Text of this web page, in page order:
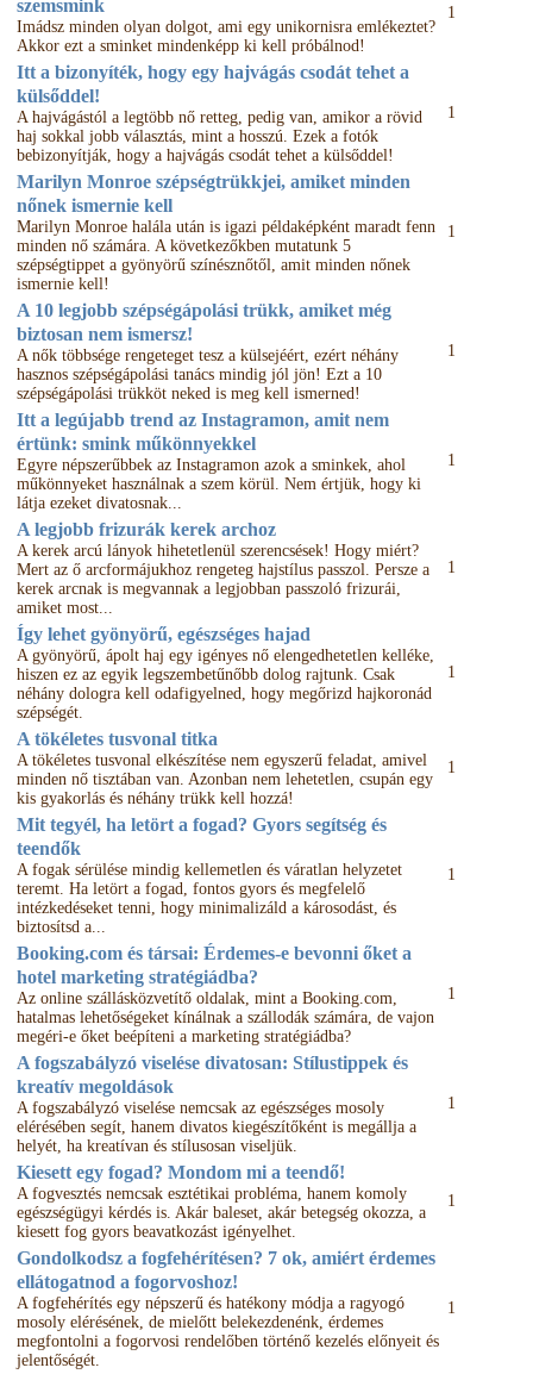
szemsmink
Imádsz minden olyan dolgot, ami egy unikornisra emlékeztet?
Akkor ezt a sminket mindenképp ki kell próbálnod!
1
Itt a bizonyíték, hogy egy hajvágás csodát tehet a
külsőddel!
A hajvágástól a legtöbb nő retteg, pedig van, amikor a rövid
haj sokkal jobb választás, mint a hosszú. Ezek a fotók
bebizonyítják, hogy a hajvágás csodát tehet a külsőddel!
1
Marilyn Monroe szépségtrükkjei, amiket minden
nőnek ismernie kell
Marilyn Monroe halála után is igazi példaképként maradt fenn
minden nő számára. A következőkben mutatunk 5
szépségtippet a gyönyörű színésznőtől, amit minden nőnek
ismernie kell!
1
A 10 legjobb szépségápolási trükk, amiket még
biztosan nem ismersz!
A nők többsége rengeteget tesz a külsejéért, ezért néhány
hasznos szépségápolási tanács mindig jól jön! Ezt a 10
szépségápolási trükköt neked is meg kell ismerned!
1
Itt a legújabb trend az Instagramon, amit nem
értünk: smink műkönnyekkel
Egyre népszerűbbek az Instagramon azok a sminkek, ahol
műkönnyeket használnak a szem körül. Nem értjük, hogy ki
látja ezeket divatosnak...
1
A legjobb frizurák kerek archoz
A kerek arcú lányok hihetetlenül szerencsések! Hogy miért?
Mert az ő arcformájukhoz rengeteg hajstílus passzol. Persze a
kerek arcnak is megvannak a legjobban passzoló frizurái,
amiket most...
1
Így lehet gyönyörű, egészséges hajad
A gyönyörű, ápolt haj egy igényes nő elengedhetetlen kelléke,
hiszen ez az egyik legszembetűnőbb dolog rajtunk. Csak
néhány dologra kell odafigyelned, hogy megőrizd hajkoronád
szépségét.
1
A tökéletes tusvonal titka
A tökéletes tusvonal elkészítése nem egyszerű feladat, amivel
minden nő tisztában van. Azonban nem lehetetlen, csupán egy
kis gyakorlás és néhány trükk kell hozzá!
1
Mit tegyél, ha letört a fogad? Gyors segítség és
teendők
A fogak sérülése mindig kellemetlen és váratlan helyzetet
teremt. Ha letört a fogad, fontos gyors és megfelelő
intézkedéseket tenni, hogy minimalizáld a károsodást, és
biztosítsd a...
1
Booking.com és társai: Érdemes-e bevonni őket a
hotel marketing stratégiádba?
Az online szállásközvetítő oldalak, mint a Booking.com,
hatalmas lehetőségeket kínálnak a szállodák számára, de vajon
megéri-e őket beépíteni a marketing stratégiádba?
1
A fogszabályzó viselése divatosan: Stílustippek és
kreatív megoldások
A fogszabályzó viselése nemcsak az egészséges mosoly
elérésében segít, hanem divatos kiegészítőként is megállja a
helyét, ha kreatívan és stílusosan viseljük.
1
Kiesett egy fogad? Mondom mi a teendő!
A fogvesztés nemcsak esztétikai probléma, hanem komoly
egészségügyi kérdés is. Akár baleset, akár betegség okozza, a
kiesett fog gyors beavatkozást igényelhet.
1
Gondolkodsz a fogfehérítésen? 7 ok, amiért érdemes
ellátogatnod a fogorvoshoz!
A fogfehérítés egy népszerű és hatékony módja a ragyogó
mosoly elérésének, de mielőtt belekezdenénk, érdemes
megfontolni a fogorvosi rendelőben történő kezelés előnyeit és
jelentőségét.
1